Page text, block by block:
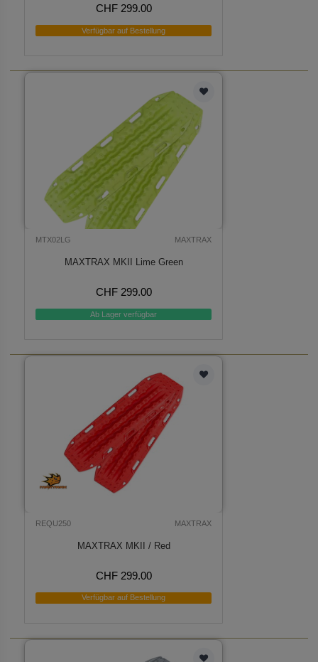
CHF 299.00
Verfügbar auf Bestellung
MTX02LG MAXTRAX
MAXTRAX MKII Lime Green
CHF 299.00
Ab Lager verfügbar
REQU250 MAXTRAX
MAXTRAX MKII / Red
CHF 299.00
Verfügbar auf Bestellung